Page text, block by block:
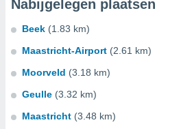
Nabijgelegen plaatsen
Beek (1.83 km)
Maastricht-Airport (2.61 km)
Moorveld (3.18 km)
Geulle (3.32 km)
Maastricht (3.48 km)